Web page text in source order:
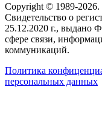
Copyright © 1989-
Свидетельство о
25.12.2020 г., выдано
сфере связи,
коммуникаций.
Политика
персональных данных